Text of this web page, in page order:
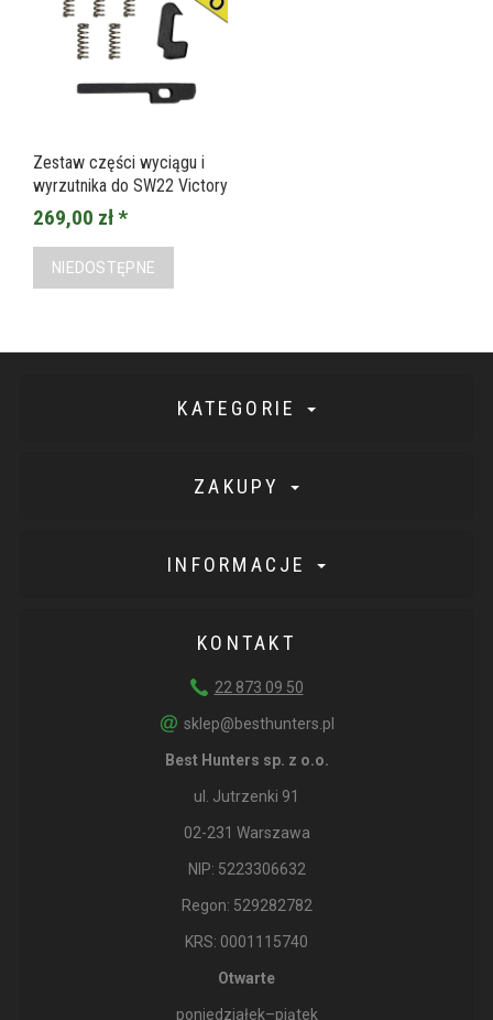
Zestaw części wyciągu i
wyrzutnika do SW22 Victory
269,00 zł *
NIEDOSTĘPNE
KATEGORIE
ZAKUPY
INFORMACJE
KONTAKT
22 873 09 50
sklep@besthunters.pl
Best Hunters sp. z o.o.
ul. Jutrzenki 91
02-231 Warszawa
NIP: 5223306632
Regon: 529282782
KRS: 0001115740
Otwarte
poniedziałek–piątek